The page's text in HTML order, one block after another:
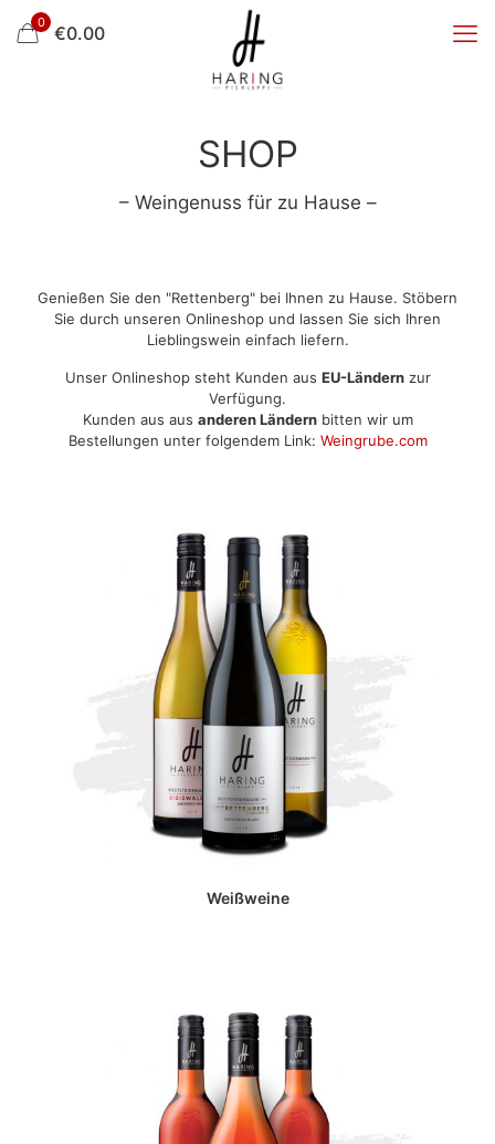
0 €0.00
SHOP
– Weingenuss für zu Hause –
Genießen Sie den "Rettenberg" bei Ihnen zu Hause. Stöbern
Sie durch unseren Onlineshop und lassen Sie sich Ihren
Lieblingswein einfach liefern.
Unser Onlineshop steht Kunden aus EU-Ländernzur
Verfügung.
Kunden aus aus anderen Ländernbitten wir um
Bestellungen unter folgendem Link: Weingrube.com
Weißweine